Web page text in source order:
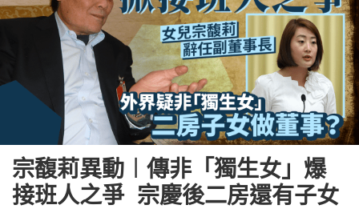
宗馥莉異動︱傳非「獨生女」爆
接班人之爭 宗慶後二房還有子女